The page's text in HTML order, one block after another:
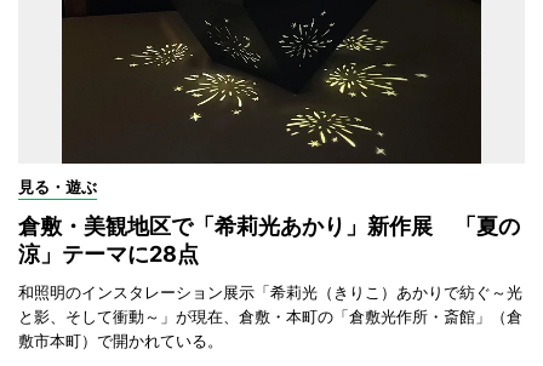
見る・遊ぶ
倉敷・美観地区で「希莉光あかり」新作展 「夏の
涼」テーマに28点
和照明のインスタレーション展示「希莉光（きりこ）あかりで紡ぐ～光
と影、そして衝動～」が現在、倉敷・本町の「倉敷光作所・斎館」（倉
敷市本町）で開かれている。